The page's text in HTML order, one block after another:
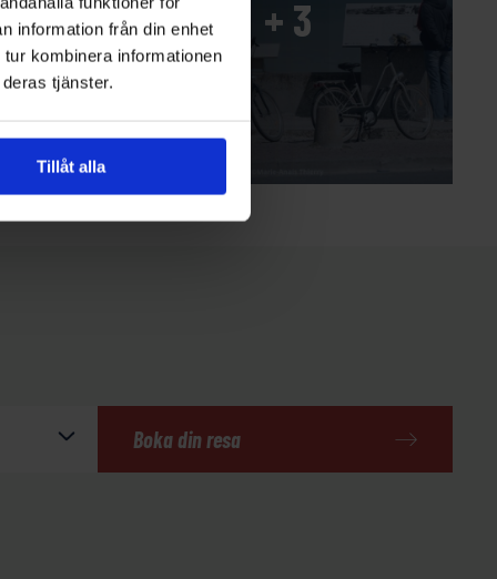
information från din enhet
kombinera informationen
tjänster.
Tillåt alla
Boka din resa